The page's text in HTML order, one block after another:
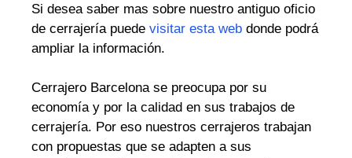
Si desea saber mas sobre nuestro antiguo oficio
de cerrajería puede visitar esta web donde podrá
ampliar la información.
Cerrajero Barcelona se preocupa por su
economía y por la calidad en sus trabajos de
cerrajería. Por eso nuestros cerrajeros trabajan
con propuestas que se adapten a sus